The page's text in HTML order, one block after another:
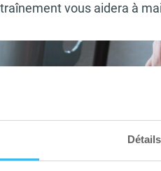
Détails
vous aidera à